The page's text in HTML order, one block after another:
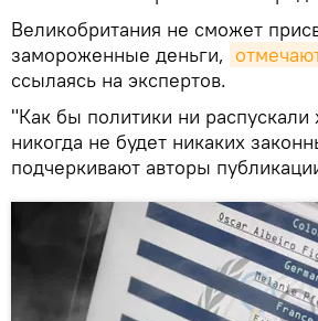
Великобритания не сможет
замороженные деньги,
ссылаясь на экспертов.
"Как бы политики ни распускали
никогда не будет никаких
подчеркивают авторы